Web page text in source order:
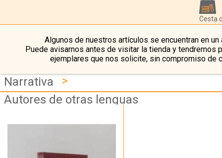
Cesta
Algunos de nuestros artículos se encuentran en un
Puede avisarnos antes de visitar la tienda y tendremos
ejemplares que nos solicite, sin compromiso de
Narrativa
>
Autores de otras lenguas